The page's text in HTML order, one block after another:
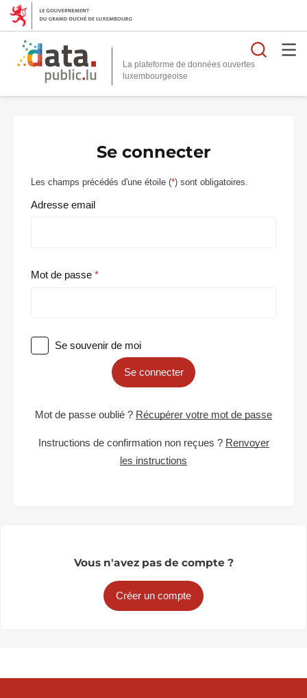
La plateforme de données ouvertes
Se connecter
Les champs précédés d'une étoile (*) sont obligatoires.
Adresse email
Mot de passe
Se souvenir de moi
Se connecter
Mot de passe oublié ? Récupérer votre mot de passe
Instructions de confirmation non reçues ? Renvoyer
les instructions
Vous n'avez pas de compte ?
Créer un compte